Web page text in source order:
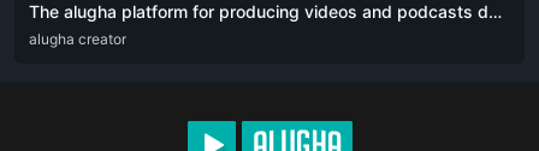
The alugha platform for producing videos and podcasts designed for content creators. The artificial intelligence revolution 👏🏻
ARA DEU ENG
alugha creator